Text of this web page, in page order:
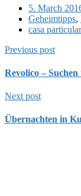
5. March
Geheimtipps,
casa particular
Previous post
Revolico –
Next post
Übernachten in